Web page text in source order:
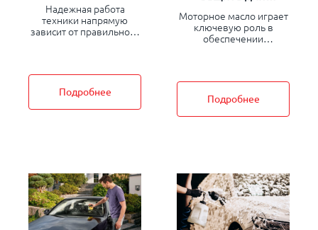
условий
Надежная работа
техники напрямую
зависит от правильного
компоненты
автомобилей, особенно
узлы с высокими
нагрузками, требуют
Подробнее
двигателей
Моторное масло играет
ключевую роль в
обеспечении
двигателей. Одним из
популярных решений
среди владельцев
мотоциклов, скутеров,
Подробнее